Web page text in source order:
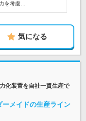
を考慮…
気になる
化装置を自社一貫生産で
ーメイドの生産ライン